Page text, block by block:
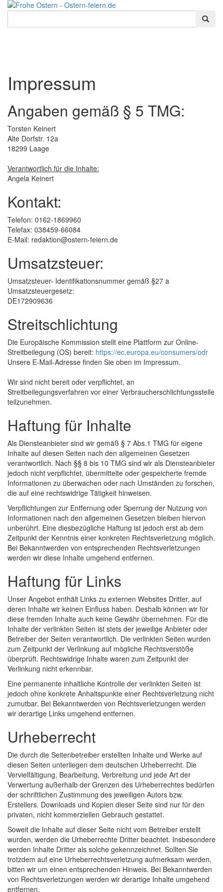
Impressum
Angaben gemäß § 5 TMG:
Torsten Keinert
Alte Dorfstr. 12a
18299 Laage
Verantwortlich für die Inhalte:
Angela Keinert
Kontakt:
Telefon: 0162-1869960
Telefax: 038459-66084
E-Mail: redaktion@ostern-feiern.de
Umsatzsteuer:
Umsatzsteuer- Identifikationsnummer gemäß §27 a
Umsatzsteuergesetz:
DE172909636
Streitschlichtung
Die Europäische Kommission stellt eine Plattform zur Online-
Streitbeilegung (OS) bereit: https://ec.europa.eu/consumers/odr
Unsere E-Mail-Adresse finden Sie oben im Impressum.
Wir sind nicht bereit oder verpflichtet, an
Streitbeilegungsverfahren vor einer Verbraucherschlichtungsstelle
teilzunehmen.
Haftung für Inhalte
Als Diensteanbieter sind wir gemäß § 7 Abs.1 TMG für eigene
Inhalte auf diesen Seiten nach den allgemeinen Gesetzen
verantwortlich. Nach §§ 8 bis 10 TMG sind wir als Diensteanbieter
jedoch nicht verpflichtet, übermittelte oder gespeicherte fremde
Informationen zu überwachen oder nach Umständen zu forschen,
die auf eine rechtswidrige Tätigkeit hinweisen.
Verpflichtungen zur Entfernung oder Sperrung der Nutzung von
Informationen nach den allgemeinen Gesetzen bleiben hiervon
unberührt. Eine diesbezügliche Haftung ist jedoch erst ab dem
Zeitpunkt der Kenntnis einer konkreten Rechtsverletzung möglich.
Bei Bekanntwerden von entsprechenden Rechtsverletzungen
werden wir diese Inhalte umgehend entfernen.
Haftung für Links
Unser Angebot enthält Links zu externen Websites Dritter, auf
deren Inhalte wir keinen Einfluss haben. Deshalb können wir für
diese fremden Inhalte auch keine Gewähr übernehmen. Für die
Inhalte der verlinkten Seiten ist stets der jeweilige Anbieter oder
Betreiber der Seiten verantwortlich. Die verlinkten Seiten wurden
zum Zeitpunkt der Verlinkung auf mögliche Rechtsverstöße
überprüft. Rechtswidrige Inhalte waren zum Zeitpunkt der
Verlinkung nicht erkennbar.
Eine permanente inhaltliche Kontrolle der verlinkten Seiten ist
jedoch ohne konkrete Anhaltspunkte einer Rechtsverletzung nicht
zumutbar. Bei Bekanntwerden von Rechtsverletzungen werden
wir derartige Links umgehend entfernen.
Urheberrecht
Die durch die Seitenbetreiber erstellten Inhalte und Werke auf
diesen Seiten unterliegen dem deutschen Urheberrecht. Die
Vervielfältigung, Bearbeitung, Verbreitung und jede Art der
Verwertung außerhalb der Grenzen des Urheberrechtes bedürfen
der schriftlichen Zustimmung des jeweiligen Autors bzw.
Erstellers. Downloads und Kopien dieser Seite sind nur für den
privaten, nicht kommerziellen Gebrauch gestattet.
Soweit die Inhalte auf dieser Seite nicht vom Betreiber erstellt
wurden, werden die Urheberrechte Dritter beachtet. Insbesondere
werden Inhalte Dritter als solche gekennzeichnet. Sollten Sie
trotzdem auf eine Urheberrechtsverletzung aufmerksam werden,
bitten wir um einen entsprechenden Hinweis. Bei Bekanntwerden
von Rechtsverletzungen werden wir derartige Inhalte umgehend
entfernen.